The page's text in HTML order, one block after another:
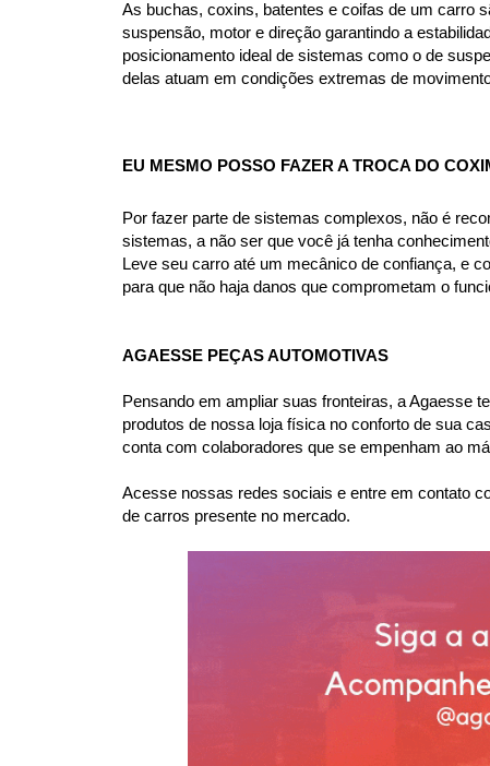
As buchas, coxins, batentes e coifas de um carro
suspensão, motor e direção garantindo a
posicionamento ideal de sistemas como o de
delas atuam em condições extremas de
EU MESMO POSSO FAZER A TROCA DO
Por fazer parte de sistemas complexos, não é
sistemas, a não ser que você já tenha
Leve seu carro até um mecânico de confiança, e
para que não haja danos que comprometam o
AGAESSE PEÇAS AUTOMOTIVAS
Pensando em ampliar suas fronteiras, a Agaesse
produtos de nossa loja física no conforto de sua
conta com colaboradores que se empenham ao
Acesse nossas redes sociais e entre em contato
de carros presente no mercado.